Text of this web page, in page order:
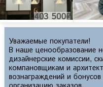
403 500₽
Уважаемые покупатели!
В наше ценообразование
дизайнерские комиссии,
компановщикам и
вознаграждений и